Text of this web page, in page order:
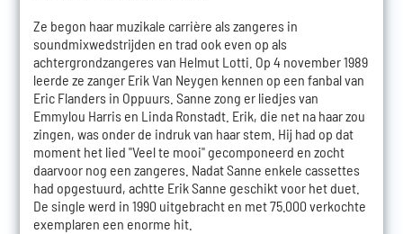
Ze begon haar muzikale carrière als zangeres in
soundmixwedstrijden en trad ook even op als
achtergrondzangeres van Helmut Lotti. Op 4 november 1989
leerde ze zanger Erik Van Neygen kennen op een fanbal van
Eric Flanders in Oppuurs. Sanne zong er liedjes van
Emmylou Harris en Linda Ronstadt. Erik, die net na haar zou
zingen, was onder de indruk van haar stem. Hij had op dat
moment het lied "Veel te mooi" gecomponeerd en zocht
daarvoor nog een zangeres. Nadat Sanne enkele cassettes
had opgestuurd, achtte Erik Sanne geschikt voor het duet.
De single werd in 1990 uitgebracht en met 75.000 verkochte
exemplaren een enorme hit.